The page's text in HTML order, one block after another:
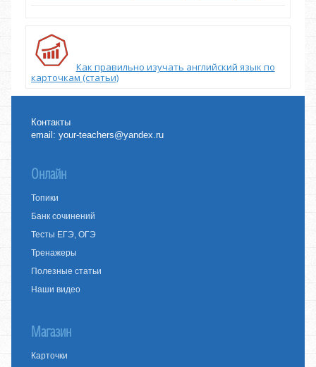
Как правильно изучать английский язык по
карточкам (статьи)
Контакты
email:your-teachers@yandex.ru
Онлайн
Топики
Банк сочинений
Тесты ЕГЭ, ОГЭ
Тренажеры
Полезные статьи
Наши видео
Магазин
Карточки